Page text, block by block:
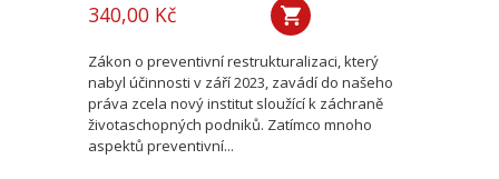
340,00 Kč
Zákon o preventivní restrukturalizaci, který
nabyl účinnosti v září 2023, zavádí do našeho
práva zcela nový institut sloužící k záchraně
životaschopných podniků. Zatímco mnoho
aspektů preventivní...